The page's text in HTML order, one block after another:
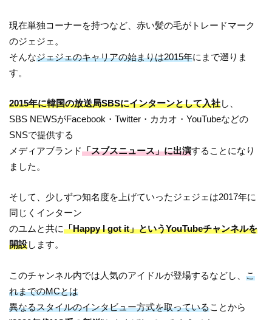
現在単独コーナーを持つなど、赤い髪の毛がトレードマーク
のジェジェ。
そんなジェジェのキャリアの始まりは2015年にまで遡りま
す。
2015年に韓国の放送局SBSにインターンとして入社し、
SBS NEWSがFacebook・Twitter・カカオ・YouTubeなどの
SNSで提供する
メディアブランド「スブスニュース」に出演することになり
ました。
そして、少しずつ知名度を上げていったジェジェは2017年に
同じくインターン
のユムと共に「Happy I got it」というYouTubeチャンネルを
開設します。
このチャンネル内では人気のアイドルが登場するなどし、こ
れまでのMCとは
異なるスタイルのインタビュー方式を取っていることから